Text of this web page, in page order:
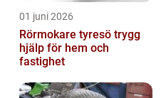
01 juni 2026
Rörmokare tyresö trygg
hjälp för hem och
fastighet